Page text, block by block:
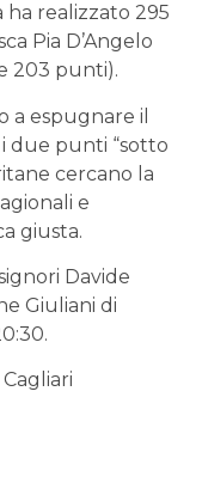
realizzato 295
Pia D’Angelo
203 punti).
a espugnare il
i due punti “sotto
cercano la
e
giusta.
Davide
Giuliani di